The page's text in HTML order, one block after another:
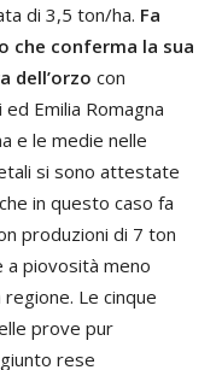
di 3,5 ton/ha. Fa
che conferma la sua
dell’orzo con
Emilia Romagna
e le medie nelle
si sono attestate
in questo caso fa
produzioni di 7 ton
piovosità meno
Le cinque
prove pur
rese